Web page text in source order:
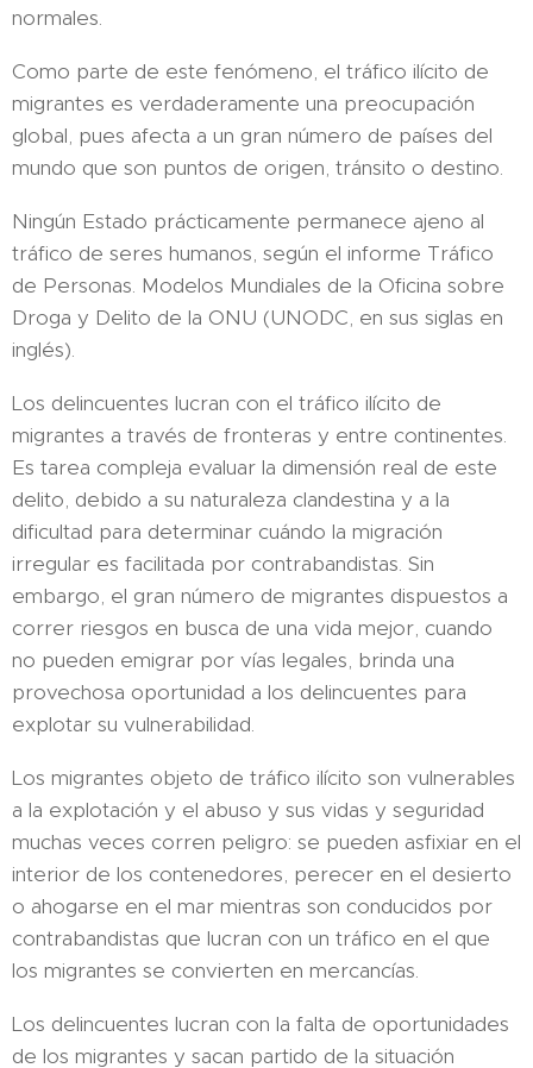
normales.
Como parte de este fenómeno, el tráfico ilícito de
migrantes es verdaderamente una preocupación
global, pues afecta a un gran número de países del
mundo que son puntos de origen, tránsito o destino.
Ningún Estado prácticamente permanece ajeno al
tráfico de seres humanos, según el informe Tráfico
de Personas. Modelos Mundiales de la Oficina sobre
Droga y Delito de la ONU (UNODC, en sus siglas en
inglés).
Los delincuentes lucran con el tráfico ilícito de
migrantes a través de fronteras y entre continentes.
Es tarea compleja evaluar la dimensión real de este
delito, debido a su naturaleza clandestina y a la
dificultad para determinar cuándo la migración
irregular es facilitada por contrabandistas. Sin
embargo, el gran número de migrantes dispuestos a
correr riesgos en busca de una vida mejor, cuando
no pueden emigrar por vías legales, brinda una
provechosa oportunidad a los delincuentes para
explotar su vulnerabilidad.
Los migrantes objeto de tráfico ilícito son vulnerables
a la explotación y el abuso y sus vidas y seguridad
muchas veces corren peligro: se pueden asfixiar en el
interior de los contenedores, perecer en el desierto
o ahogarse en el mar mientras son conducidos por
contrabandistas que lucran con un tráfico en el que
los migrantes se convierten en mercancías.
Los delincuentes lucran con la falta de oportunidades
de los migrantes y sacan partido de la situación